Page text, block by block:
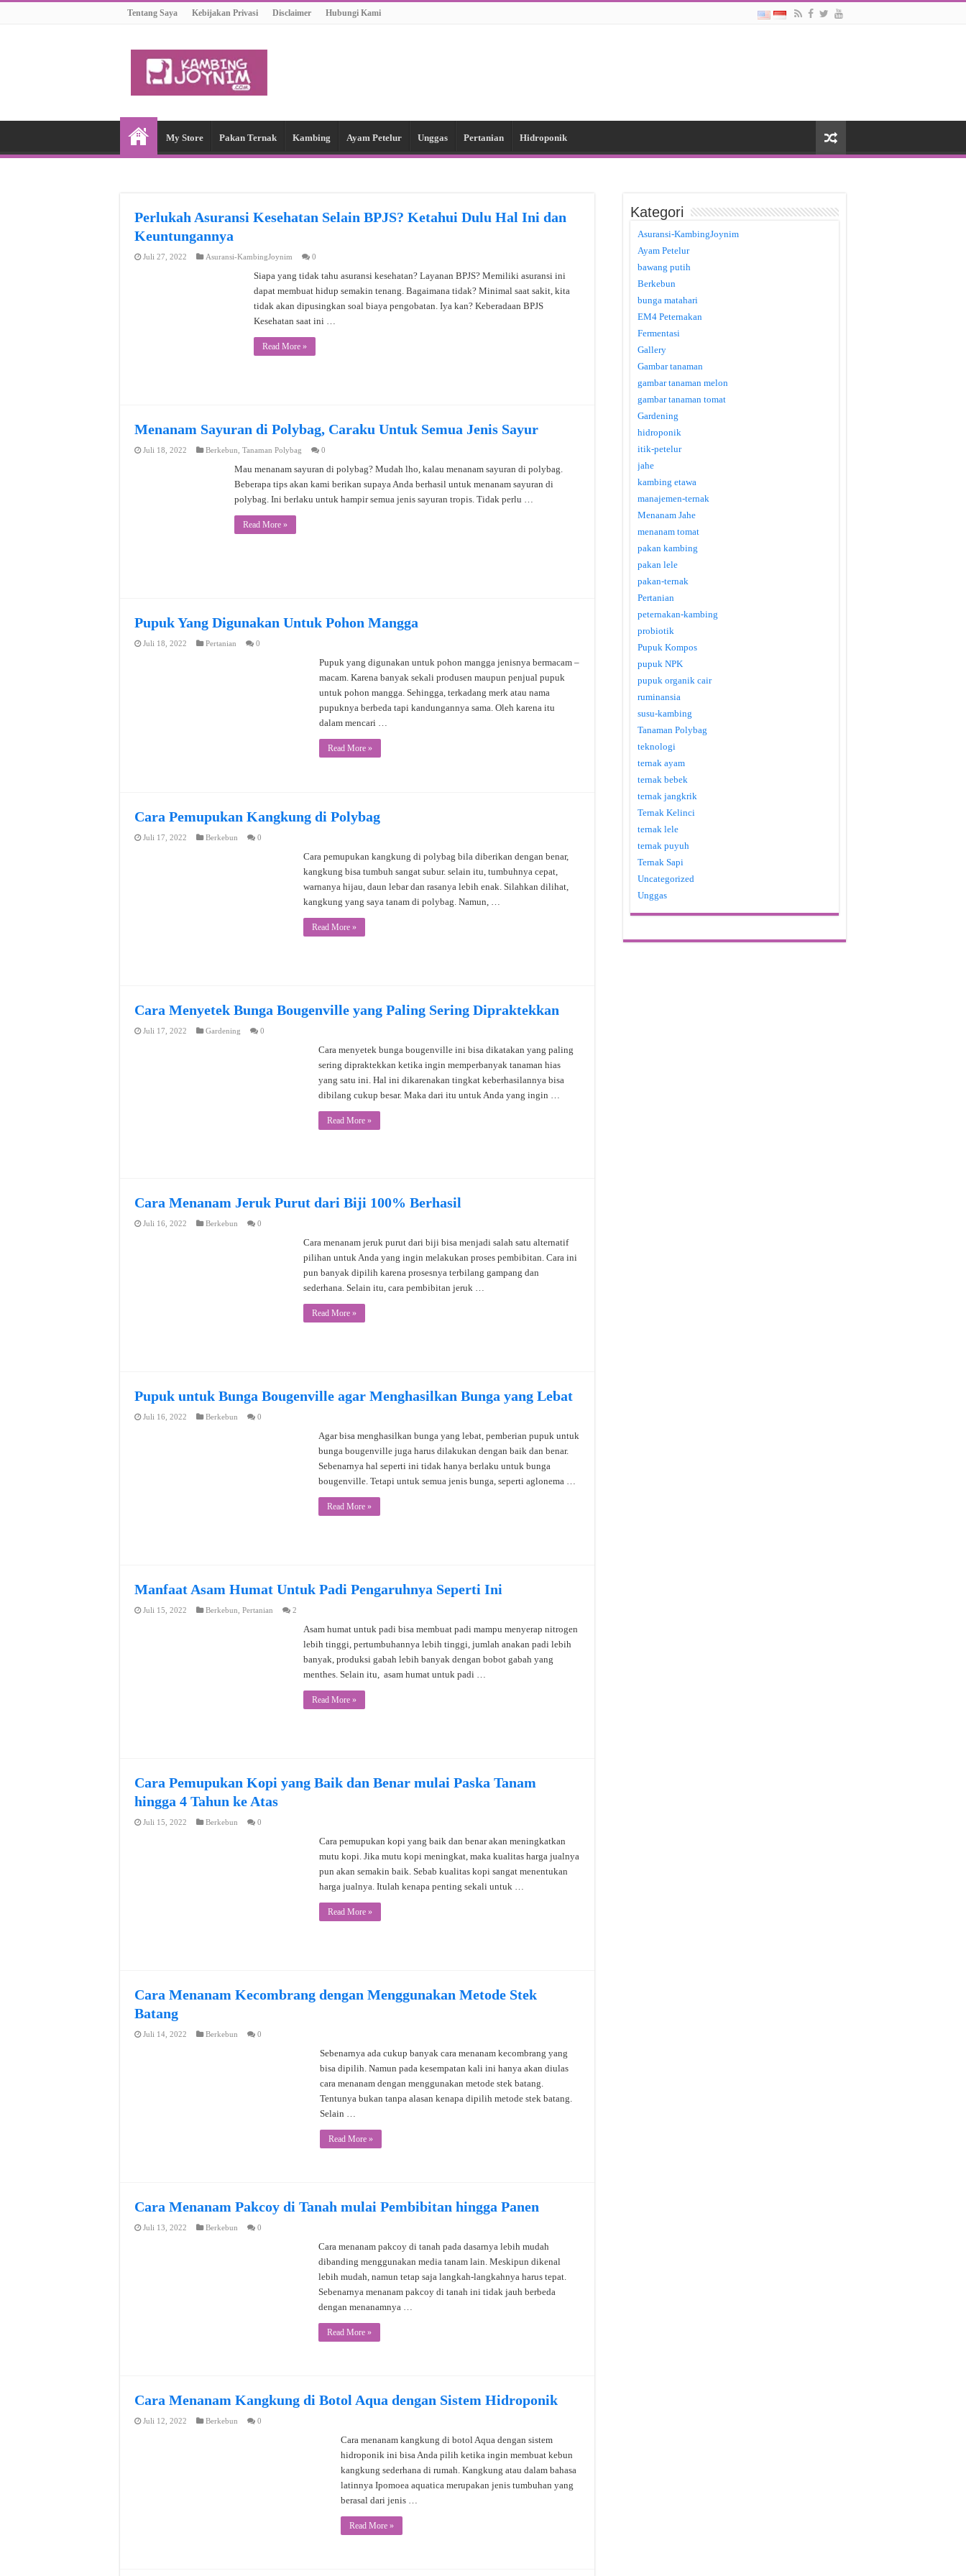
Tentang Saya Kebijakan Privasi Disclaimer Hubungi Kami
My Store Pakan Ternak Kambing Ayam Petelur Unggas Pertanian Hidroponik
Perlukah Asuransi Kesehatan Selain BPJS? Ketahui Dulu Hal Ini dan
Keuntungannya
Juli 27, 2022 Asuransi-KambingJoynim 0
Siapa yang tidak tahu asuransi kesehatan? Layanan BPJS? Memiliki asuransi ini
dapat membuat hidup semakin tenang. Bagaimana tidak? Minimal saat sakit, kita
tidak akan dipusingkan soal biaya pengobatan. Iya kan? Keberadaan BPJS
Kesehatan saat ini …
Read More »
Menanam Sayuran di Polybag, Caraku Untuk Semua Jenis Sayur
Juli 18, 2022 Berkebun Tanaman Polybag 0
Mau menanam sayuran di polybag? Mudah lho, kalau menanam sayuran di polybag.
Beberapa tips akan kami berikan supaya Anda berhasil untuk menanam sayuran di
polybag. Ini berlaku untuk hampir semua jenis sayuran tropis. Tidak perlu …
Read More »
Pupuk Yang Digunakan Untuk Pohon Mangga
Juli 18, 2022 Pertanian 0
Pupuk yang digunakan untuk pohon mangga jenisnya bermacam –
macam. Karena banyak sekali produsen maupun penjual pupuk
untuk pohon mangga. Sehingga, terkadang merk atau nama
pupuknya berbeda tapi kandungannya sama. Oleh karena itu
dalam mencari …
Read More »
Cara Pemupukan Kangkung di Polybag
Juli 17, 2022 Berkebun 0
Cara pemupukan kangkung di polybag bila diberikan dengan benar,
kangkung bisa tumbuh sangat subur. selain itu, tumbuhnya cepat,
warnanya hijau, daun lebar dan rasanya lebih enak. Silahkan dilihat,
kangkung yang saya tanam di polybag. Namun, …
Read More »
Cara Menyetek Bunga Bougenville yang Paling Sering Dipraktekkan
Juli 17, 2022 Gardening 0
Cara menyetek bunga bougenville ini bisa dikatakan yang paling
sering dipraktekkan ketika ingin memperbanyak tanaman hias
yang satu ini. Hal ini dikarenakan tingkat keberhasilannya bisa
dibilang cukup besar. Maka dari itu untuk Anda yang ingin …
Read More »
Cara Menanam Jeruk Purut dari Biji 100% Berhasil
Juli 16, 2022 Berkebun 0
Cara menanam jeruk purut dari biji bisa menjadi salah satu alternatif
pilihan untuk Anda yang ingin melakukan proses pembibitan. Cara ini
pun banyak dipilih karena prosesnya terbilang gampang dan
sederhana. Selain itu, cara pembibitan jeruk …
Read More »
Pupuk untuk Bunga Bougenville agar Menghasilkan Bunga yang Lebat
Juli 16, 2022 Berkebun 0
Agar bisa menghasilkan bunga yang lebat, pemberian pupuk untuk
bunga bougenville juga harus dilakukan dengan baik dan benar.
Sebenarnya hal seperti ini tidak hanya berlaku untuk bunga
bougenville. Tetapi untuk semua jenis bunga, seperti aglonema …
Read More »
Manfaat Asam Humat Untuk Padi Pengaruhnya Seperti Ini
Juli 15, 2022 Berkebun Pertanian 2
Asam humat untuk padi bisa membuat padi mampu menyerap nitrogen
lebih tinggi, pertumbuhannya lebih tinggi, jumlah anakan padi lebih
banyak, produksi gabah lebih banyak dengan bobot gabah yang
menthes. Selain itu, asam humat untuk padi …
Read More »
Cara Pemupukan Kopi yang Baik dan Benar mulai Paska Tanam
hingga 4 Tahun ke Atas
Juli 15, 2022 Berkebun 0
Cara pemupukan kopi yang baik dan benar akan meningkatkan
mutu kopi. Jika mutu kopi meningkat, maka kualitas harga jualnya
pun akan semakin baik. Sebab kualitas kopi sangat menentukan
harga jualnya. Itulah kenapa penting sekali untuk …
Read More »
Cara Menanam Kecombrang dengan Menggunakan Metode Stek
Batang
Juli 14, 2022 Berkebun 0
Sebenarnya ada cukup banyak cara menanam kecombrang yang
bisa dipilih. Namun pada kesempatan kali ini hanya akan diulas
cara menanam dengan menggunakan metode stek batang.
Tentunya bukan tanpa alasan kenapa dipilih metode stek batang.
Selain …
Read More »
Cara Menanam Pakcoy di Tanah mulai Pembibitan hingga Panen
Juli 13, 2022 Berkebun 0
Cara menanam pakcoy di tanah pada dasarnya lebih mudah
dibanding menggunakan media tanam lain. Meskipun dikenal
lebih mudah, namun tetap saja langkah-langkahnya harus tepat.
Sebenarnya menanam pakcoy di tanah ini tidak jauh berbeda
dengan menanamnya …
Read More »
Cara Menanam Kangkung di Botol Aqua dengan Sistem Hidroponik
Juli 12, 2022 Berkebun 0
Cara menanam kangkung di botol Aqua dengan sistem
hidroponik ini bisa Anda pilih ketika ingin membuat kebun
kangkung sederhana di rumah. Kangkung atau dalam bahasa
latinnya Ipomoea aquatica merupakan jenis tumbuhan yang
berasal dari jenis …
Read More »
Kategori
Asuransi-KambingJoynim
Ayam Petelur
bawang putih
Berkebun
bunga matahari
EM4 Peternakan
Fermentasi
Gallery
Gambar tanaman
gambar tanaman melon
gambar tanaman tomat
Gardening
hidroponik
itik-petelur
jahe
kambing etawa
manajemen-ternak
Menanam Jahe
menanam tomat
pakan kambing
pakan lele
pakan-ternak
Pertanian
peternakan-kambing
probiotik
Pupuk Kompos
pupuk NPK
pupuk organik cair
ruminansia
susu-kambing
Tanaman Polybag
teknologi
ternak ayam
ternak bebek
ternak jangkrik
Ternak Kelinci
ternak lele
ternak puyuh
Ternak Sapi
Uncategorized
Unggas